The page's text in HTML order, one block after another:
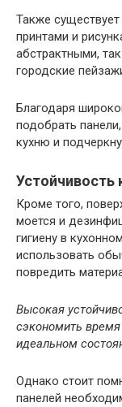
Также
принтами и
абстрактными,
городские
Благодаря
подобрать
кухню и
Устойчивость
Кроме того,
моется и
гигиену в
использовать
повредить
Высокая
сэкономить
идеальном
Однако стоит
панелей